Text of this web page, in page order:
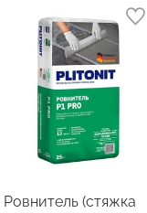
Ровнитель (стяжка